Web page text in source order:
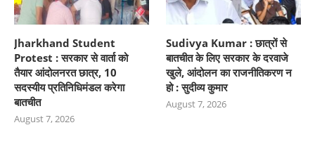
Jharkhand Student
Protest : सरकार से वार्ता को
तैयार आंदोलनरत छात्र, 10
सदस्यीय प्रतिनिधिमंडल करेगा
बातचीत
August 7, 2026
Sudivya Kumar : छात्रों से
बातचीत के लिए सरकार के दरवाजे
खुले, आंदोलन का राजनीतिकरण न
हो : सुदीव्य कुमार
August 7, 2026